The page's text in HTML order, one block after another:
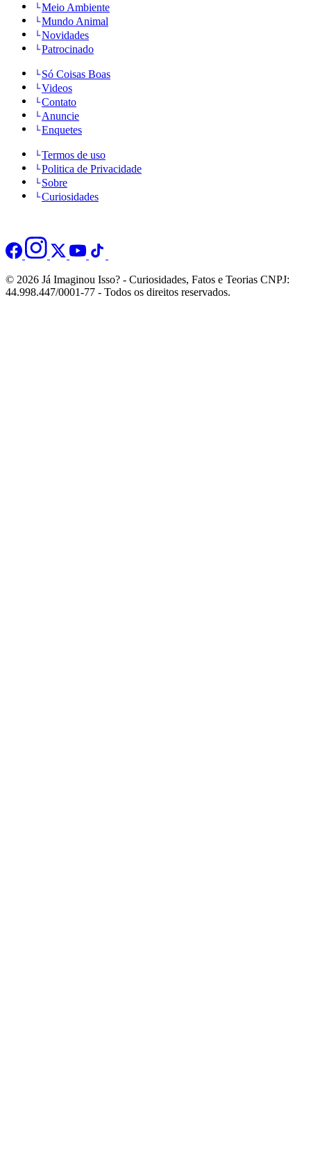
Meio Ambiente
Mundo Animal
Novidades
Patrocinado
Só Coisas Boas
Videos
Contato
Anuncie
Enquetes
Termos de uso
Politica de Privacidade
Sobre
Curiosidades
© 2026 Já Imaginou Isso? - Curiosidades, Fatos e Teorias CNPJ:
44.998.447/0001-77 - Todos os direitos reservados.